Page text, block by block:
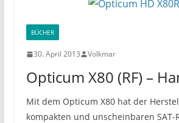
BÜCHER
30. April 2013 Volkmar
Opticum X80 (RF) –
Mit dem Opticum X80 hat der
kompakten und unscheinbaren SAT-